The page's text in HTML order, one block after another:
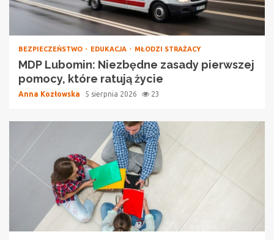
BEZPIECZEŃSTWO EDUKACJA MŁODZI STRAŻACY
MDP Lubomin: Niezbędne zasady pierwszej
pomocy, które ratują życie
Anna Kozłowska 5 sierpnia 2026 23